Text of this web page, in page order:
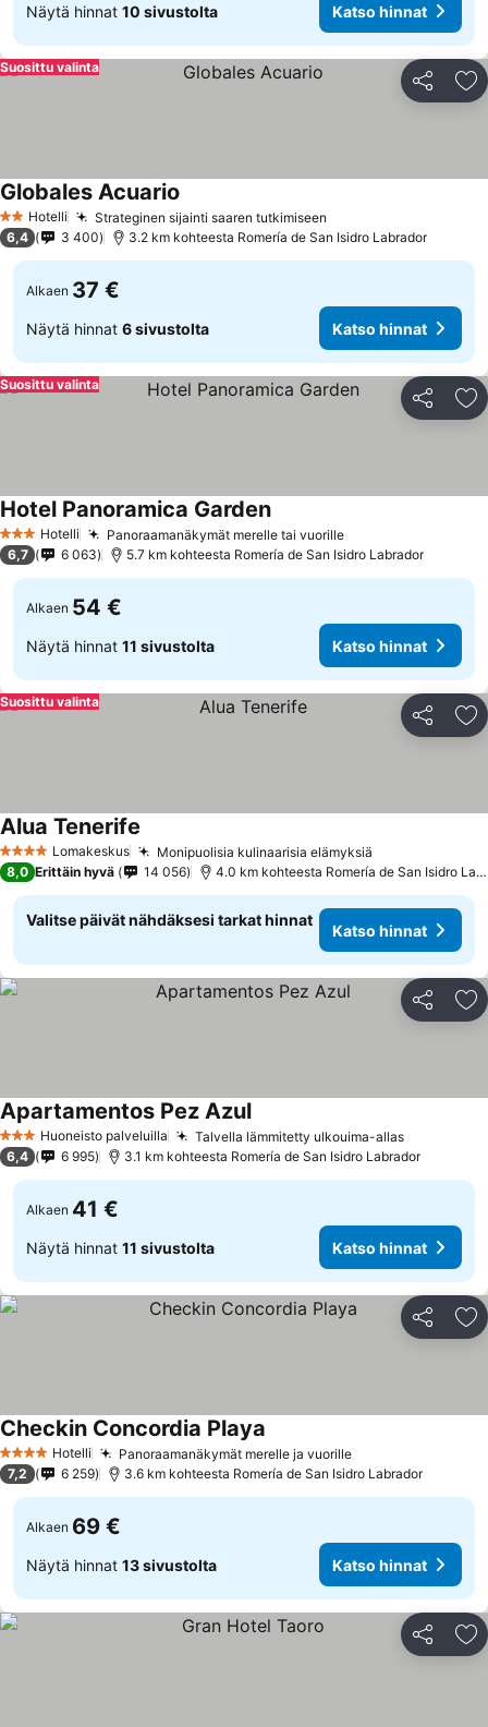
Näytä hinnat 10 sivustolta Katso hinnat
Jaa
Suosittu valinta
2 Tähtiluokitus
Hotelli Strateginen sijainti saaren tutkimiseen
Globales Acuario
6,4 3 400 3.2 km kohteesta Romería de San Isidro Labrador
Alkaen 37 €
Näytä hinnat 6 sivustolta Katso hinnat
Jaa
Suosittu valinta
3 Tähtiluokitus
Hotelli Panoraamanäkymät merelle tai vuorille
Hotel Panoramica Garden
6,7 6 063 5.7 km kohteesta Romería de San Isidro Labrador
Alkaen 54 €
Näytä hinnat 11 sivustolta Katso hinnat
Jaa
Suosittu valinta
4 TähtiluokitusLomakeskus Monipuolisia kulinaarisia elämyksiä
Alua Tenerife
8,0 Erittäin hyvä 14 056 4.0 km kohteesta Romería de San Isidro Labrador
Valitse päivät nähdäksesi tarkat hinnat
Katso hinnat
Jaa
3 Tähtiluokitus
Huoneisto palveluilla Talvella lämmitetty ulkouima-allas
Apartamentos Pez Azul
6,4 6 995 3.1 km kohteesta Romería de San Isidro Labrador
Alkaen 41 €
Näytä hinnat 11 sivustolta Katso hinnat
Jaa
4 Tähtiluokitus
Hotelli Panoraamanäkymät merelle ja vuorille
Checkin Concordia Playa
7,2 6 259 3.6 km kohteesta Romería de San Isidro Labrador
Alkaen 69 €
Näytä hinnat 13 sivustolta Katso hinnat
Jaa